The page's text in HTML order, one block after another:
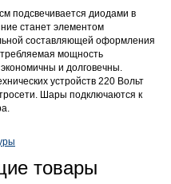
подсвечивается диодами в
станет элементом
составляющей оформления
мощность
и долговечны.
устройств 220 Вольт
Шары подключаются к
товары